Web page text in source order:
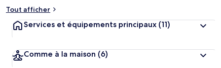
Tout afficher
Services et équipements principaux (11)
Comme à la maison (6)